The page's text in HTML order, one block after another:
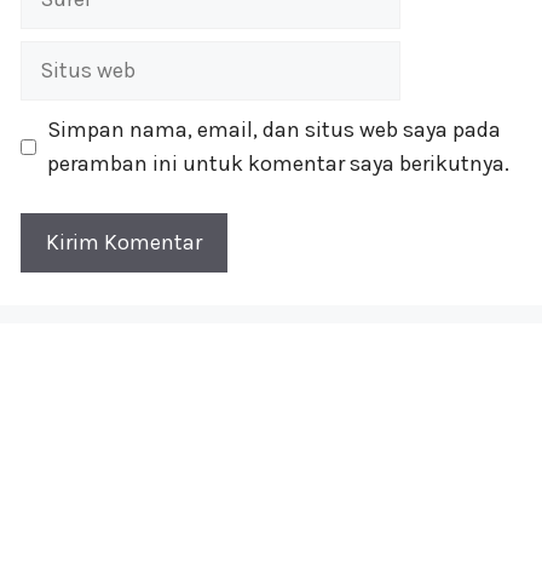
Situs
Simpan nama, email, dan situs web saya pada
peramban ini untuk komentar saya berikutnya.